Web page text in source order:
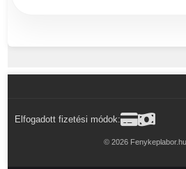
Elfogadott fizetési módok:
© 2026